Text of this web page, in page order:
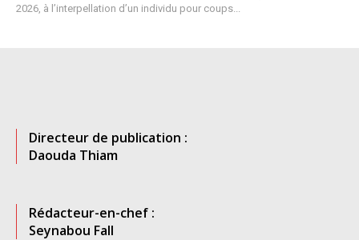
2026, à l’interpellation d’un individu pour coups...
Directeur de publication :
Daouda Thiam
Rédacteur-en-chef :
Seynabou Fall